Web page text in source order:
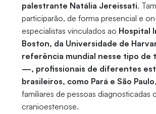
palestrante Natália Jereissati.
participarão, de forma presencial e
especialistas vinculados ao Hospital
Boston, da Universidade de
referência mundial nesse tipo de
—, profissionais de diferentes
brasileiros, como Pará e São Paulo
familiares de pessoas diagnosticadas
cranioestenose.